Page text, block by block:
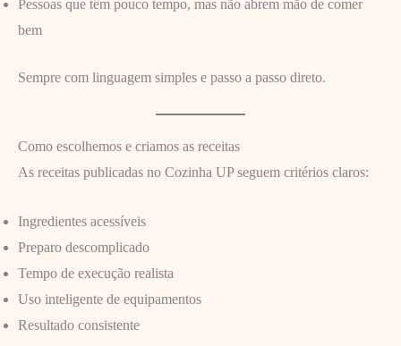
Pessoas que têm pouco tempo, mas não abrem mão de comer
bem
Sempre com linguagem simples e passo a passo direto.
Como escolhemos e criamos as receitas
As receitas publicadas no Cozinha UP seguem critérios claros:
Ingredientes acessíveis
Preparo descomplicado
Tempo de execução realista
Uso inteligente de equipamentos
Resultado consistente